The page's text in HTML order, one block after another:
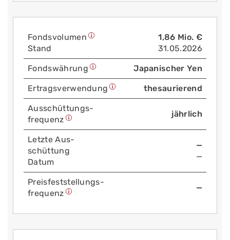
Fonds­volumen
Stand
1,86 Mio. €
31.05.2026
Fonds­währung Japanischer Yen
Ertrags­verwendung thesaurierend
Aus­schüttungs­
frequenz
jährlich
Letzte Aus­
schüttung
Datum
—
—
Preis­fest­stellungs­
frequenz
—